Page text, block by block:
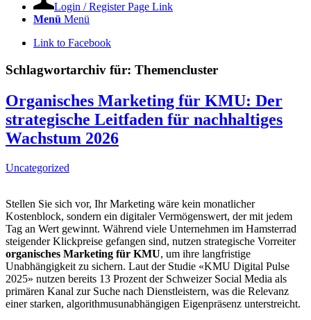
Login / Register Page Link
Menü Menü
Link to Facebook
Schlagwortarchiv für: Themencluster
Organisches Marketing für KMU: Der
strategische Leitfaden für nachhaltiges
Wachstum 2026
Uncategorized
Stellen Sie sich vor, Ihr Marketing wäre kein monatlicher
Kostenblock, sondern ein digitaler Vermögenswert, der mit jedem
Tag an Wert gewinnt. Während viele Unternehmen im Hamsterrad
steigender Klickpreise gefangen sind, nutzen strategische Vorreiter
organisches Marketing für KMU, um ihre langfristige
Unabhängigkeit zu sichern. Laut der Studie «KMU Digital Pulse
2025» nutzen bereits 13 Prozent der Schweizer Social Media als
primären Kanal zur Suche nach Dienstleistern, was die Relevanz
einer starken, algorithmusunabhängigen Eigenpräsenz unterstreicht.